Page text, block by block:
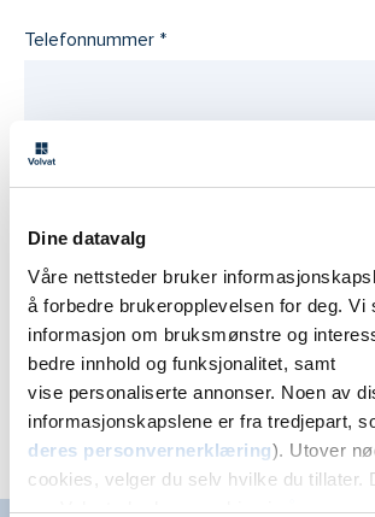
Dine datavalg
Våre nettsteder bruker
å forbedre brukeropplevelsen for deg. Vi
informasjon om bruksmønstre og
bedre innhold og funksjonalitet, samt
vise personaliserte annonser. Noen av
informasjonskapslene er fra tredjepart,
deres personvernerklæring). Utover
cookies, velger du selv hvilke du tillater.
om Volvats bruk av cookies ivår
Telefonnummer
Ring meg
For synskorrigerende